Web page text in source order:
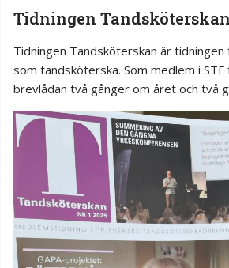
Tidningen Tandsköterskan
Tidningen Tandsköterskan är
som tandsköterska. Som medlem i STF
brevlådan två gånger om året och två